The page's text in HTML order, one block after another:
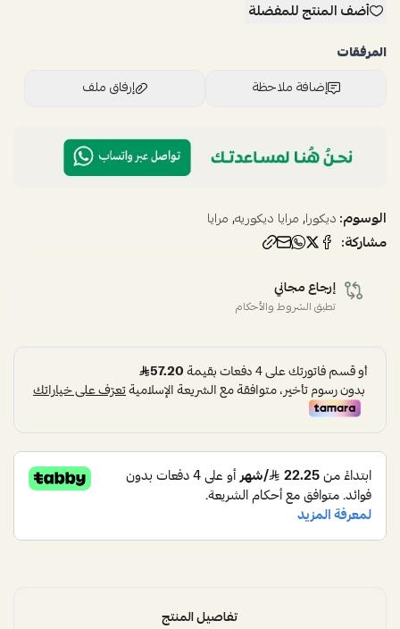
أضف المنتج للمفضلة
المرفقات
إضافة ملاحظة
إرفاق ملف
اسحب و افلت الملف هنا
الوسوم:ديكورا,مرايا ديكوريه,مرايا
مشاركة:
إرجاع مجاني
تطبق الشروط والأحكام
تفاصيل المنتج